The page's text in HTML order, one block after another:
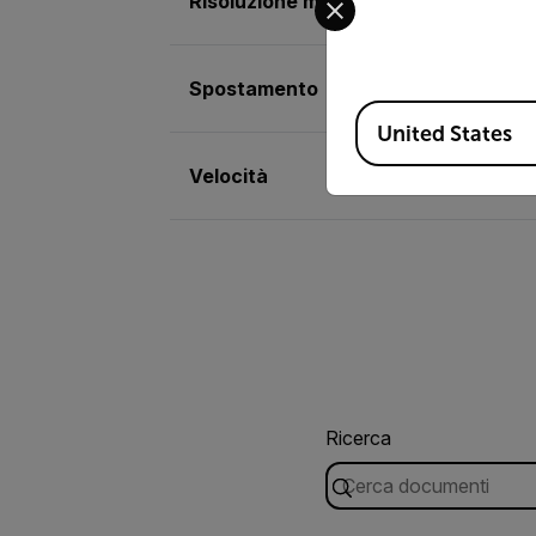
Spostamento
Velocità
Ricerca
Available Locations
United States